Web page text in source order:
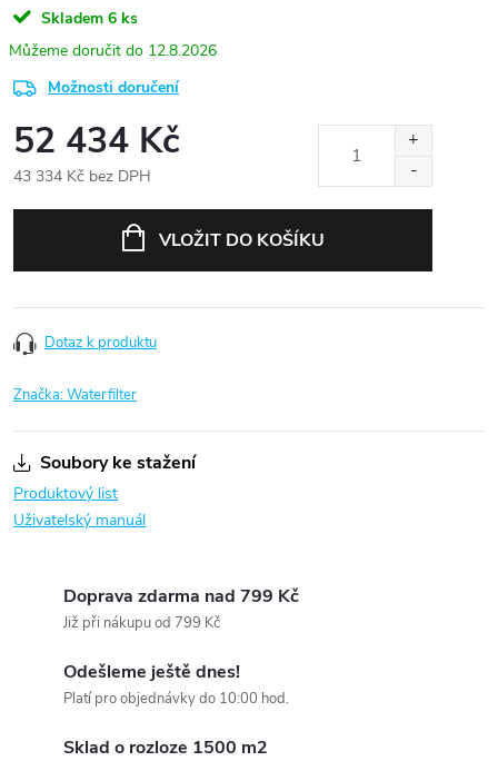
Skladem 6 ks
12.8.2026
Možnosti doručení
52 434 Kč
43 334 Kč bez DPH
VLOŽIT DO KOŠÍKU
Dotaz k produktu
Značka:Waterfilter
Soubory ke stažení
Produktový list
Uživatelský manuál
Doprava zdarma nad 799 Kč
Již při nákupu od 799 Kč
Odešleme ještě dnes!
Platí pro objednávky do 10:00 hod.
Sklad o rozloze 1500 m2